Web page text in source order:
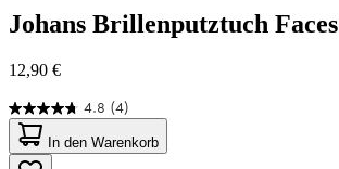
Johans Brillenputztuch Faces
12,90 €
4.8 (4)
4.8
von
5
In den Warenkorb